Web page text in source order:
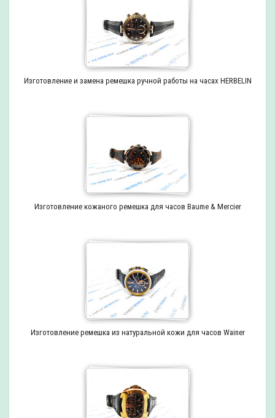
Изготовление и замена ремешка ручной работы на часах HERBELIN
Изготовление кожаного ремешка для часов Baume & Mercier
Изготовление ремешка из натуральной кожи для часов Wainer